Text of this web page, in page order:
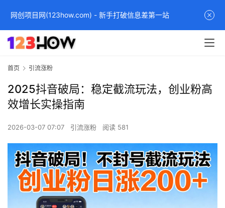
首页 引流涨粉
2025抖音破局：稳定截流玩法，创业粉高
效增长实操指南
2026-03-07 07:07 引流涨粉 阅读 581
网创项目网(123how.com) - 新手打破信息差第一站